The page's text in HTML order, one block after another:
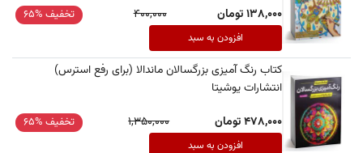
138,000 تومان
400,000 تخفیف %65
افزودن به سبد
کتاب رنگ آمیزی بزرگسالان ماندالا (برای رفع استرس)
انتشارات یوشیتا
478,000 تومان
1,350,000 تخفیف %65
افزودن به سبد